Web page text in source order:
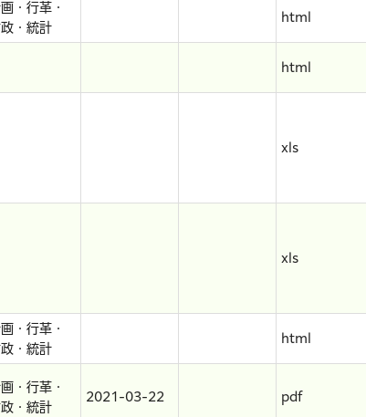
・行革・
・統計
html
html
xls
xls
・行革・
・統計
html
・行革・
・統計
2021-03-22 pdf